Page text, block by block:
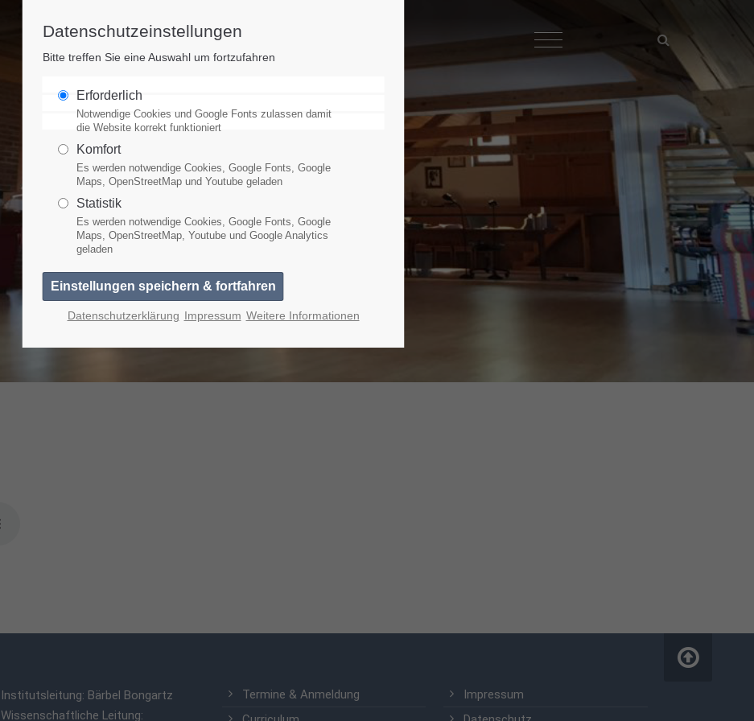
Support
Lorem ipsum dolor sit amet:
24h/ 365days
customers
Mon - Fri 8:00am - 5:00pm(GMT
Get in touch
376-293 City Road, Suite 600
Have any questions?
Drop us a line
About us
Lorem ipsum dolor sit amet,
consectetuer adipiscing elit.
Aenean commodo ligula eget dolor.
Aenean massa. Cum sociis
parturient montes, nascetur
ridiculus mus. Donec quam felis,
Institutsleitung: Bärbel Bongartz
Wissenschaftliche Leitung:
Termine & Anmeldung
Impressum
Datenschutzeinstellungen
Bitte treffen Sie eine Auswahl um fortzufahren
Erforderlich
Notwendige Cookies und Google Fonts zulassen damit
die Website korrekt funktioniert
Komfort
Es werden notwendige Cookies, Google Fonts, Google
Maps, OpenStreetMap und Youtube geladen
Statistik
Es werden notwendige Cookies, Google Fonts, Google
Maps, OpenStreetMap, Youtube und Google Analytics
geladen
Datenschutzerklärung Impressum Weitere Informationen